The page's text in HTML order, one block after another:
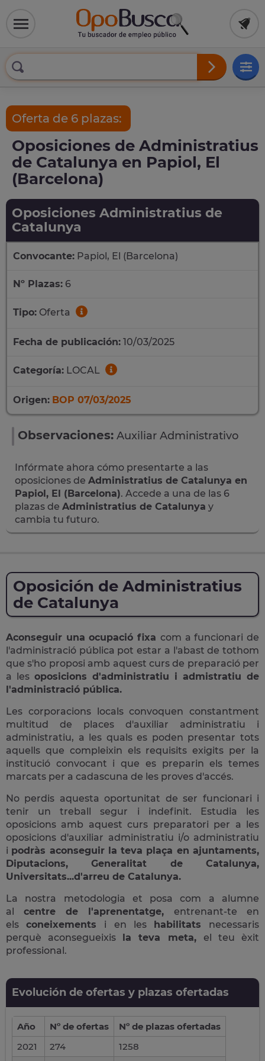
Oferta de 6 plazas:
Oposiciones de Administratius
de Catalunya en Papiol, El
(Barcelona)
Oposiciones Administratius de
Catalunya
Convocante: Papiol, El (Barcelona)
Nº Plazas: 6
Tipo: Oferta
Fecha de publicación: 10/03/2025
Categoría: LOCAL
Origen: BOP 07/03/2025
Observaciones: Auxiliar Administrativo
Infórmate ahora cómo presentarte a las
oposiciones de Administratius de Catalunya en
Papiol, El (Barcelona). Accede a una de las 6
plazas de Administratius de Catalunya y
cambia tu futuro.
Oposición de Administratius
de Catalunya
Aconseguir una ocupació fixa com a funcionari de
l'administració pública pot estar a l'abast de tothom
que s'ho proposi amb aquest curs de preparació per
a les oposicions d'administratiu i admistratiu de
l'administració pública.
Les corporacions locals convoquen constantment
multitud de places d'auxiliar administratiu i
administratiu, a les quals es poden presentar tots
aquells que compleixin els requisits exigits per la
institució convocant i que es preparin els temes
marcats per a cadascuna de les proves d'accés.
No perdis aquesta oportunitat de ser funcionari i
tenir un treball segur i indefinit. Estudia les
oposicions amb aquest curs preparatori per a les
oposicions d'auxiliar administratiu i/o administratiu
i podràs aconseguir la teva plaça en ajuntaments,
Diputacions, Generalitat de Catalunya,
Universitats...d'arreu de Catalunya.
La nostra metodologia et posa com a alumne
al centre de l'aprenentatge, entrenant-te en
elsconeixements i en les habilitats necessaris
perquè aconsegueixis la teva meta, el teu èxit
professional.
Evolución de ofertas y plazas ofertadas
Año Nº de ofertas
Nº de plazas ofertadas
2021
274 1258